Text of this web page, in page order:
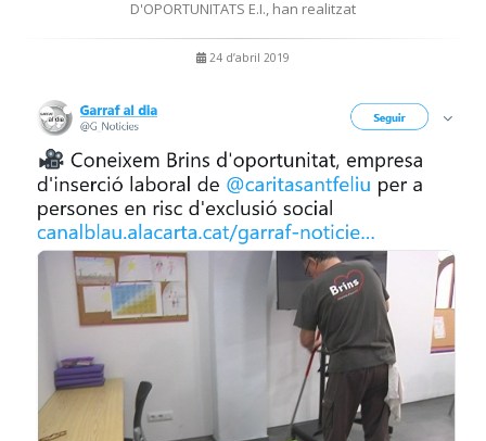
D'OPORTUNITATS E.I., han realitzat
24 d’abril 2019